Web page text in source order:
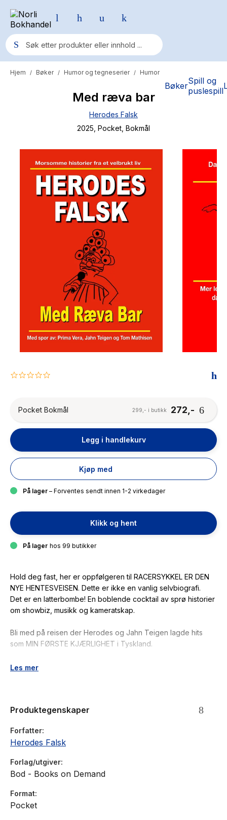
BøkerSpill og
puslespill
Populære søk
Fury Bound - Sable Sorensen
Elizabeth Strout
Hypopressiv trening
Hjem / Bøker / Humor og tegneserier / Humor
Med ræva bar
Herodes Falsk
2025 , Pocket , Bokmål
0.0
Pocket Bokmål
272,-
299,- i butikk
Legg i handlekurv
Kjøp med
På lager – Forventes sendt innen 1-2 virkedager
Klikk og hent
På lager hos 99 butikker
Hold deg fast, her er oppfølgeren til RACERSYKKEL ER DEN
NYE HENTESVEISEN. Dette er ikke en vanlig selvbiografi.
Det er en latterbombe! En boblende cocktail av sprø historier
om showbiz, musikk og kameratskap.
Bli med på reisen der Herodes og Jahn Teigen lagde hits
som MIN FØRSTE KJÆRLIGHET i Tyskland.
Hva skjedde da Herodes møtte selveste Elvis, og sjekk deg
Fra PRIMA VERA og Tom Mathisen til intelligente coyoter og
sitt beste!
Les mer
Produktegenskaper
Forfatter
Herodes Falsk
Forlag/utgiver
Bod - Books on Demand
Format
Pocket